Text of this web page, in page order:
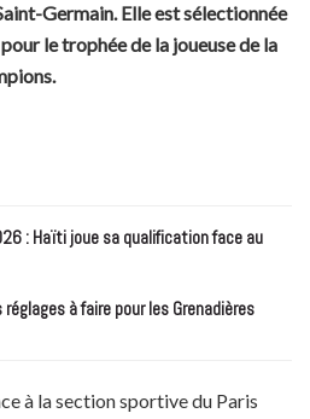
Germain. Elle est sélectionnée
le trophée de la joueuse de la
: Haïti joue sa qualification face au
à faire pour les Grenadières
à la section sportive du Paris